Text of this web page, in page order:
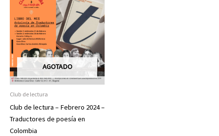
AGOTADO
Club de lectura
Club de lectura – Febrero 2024 –
Traductores de poesía en
Colombia